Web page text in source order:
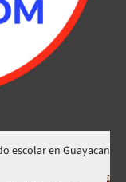
Guayacanal